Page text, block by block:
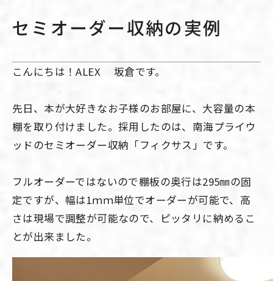
セミオーダー収納の実例
こんにちは！ALEX 坂倉です。
先日、本が大好きなお子様のお部屋に、大容量の本
棚を取り付けました。採用したのは、南海プライウ
ッドのセミオーダー収納「フィクサス」です。
フルオーダーではないので棚板の奥行は295㎜の固
定ですが、幅は1ｍｍ単位でオーダーが可能で、高
さは現場で調整が可能なので、ピッタリに納めるこ
とが出来ました。